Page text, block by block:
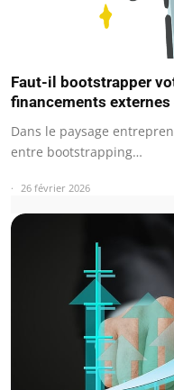
Faut-il bootstrapper
financements externes
Dans le paysage
entre bootstrapping…
26 février 2026